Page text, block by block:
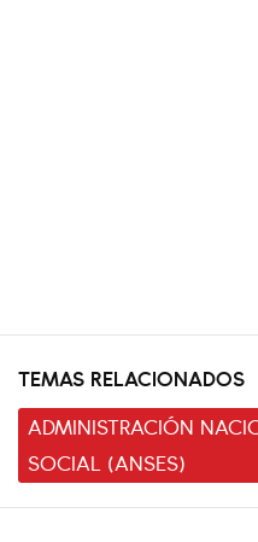
TEMAS RELACIONADOS
ADMINISTRACIÓN
SOCIAL (ANSES)